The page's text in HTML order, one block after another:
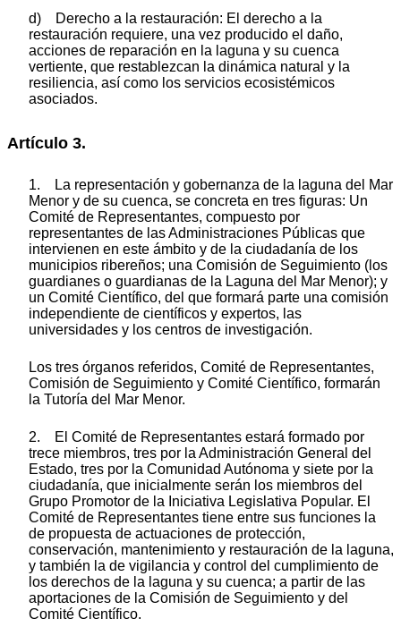
d) Derecho a la restauración: El derecho a la
restauración requiere, una vez producido el daño,
acciones de reparación en la laguna y su cuenca
vertiente, que restablezcan la dinámica natural y la
resiliencia, así como los servicios ecosistémicos
asociados.
Artículo 3.
1. La representación y gobernanza de la laguna del Mar
Menor y de su cuenca, se concreta en tres figuras: Un
Comité de Representantes, compuesto por
representantes de las Administraciones Públicas que
intervienen en este ámbito y de la ciudadanía de los
municipios ribereños; una Comisión de Seguimiento (los
guardianes o guardianas de la Laguna del Mar Menor); y
un Comité Científico, del que formará parte una comisión
independiente de científicos y expertos, las
universidades y los centros de investigación.
Los tres órganos referidos, Comité de Representantes,
Comisión de Seguimiento y Comité Científico, formarán
la Tutoría del Mar Menor.
2. El Comité de Representantes estará formado por
trece miembros, tres por la Administración General del
Estado, tres por la Comunidad Autónoma y siete por la
ciudadanía, que inicialmente serán los miembros del
Grupo Promotor de la Iniciativa Legislativa Popular. El
Comité de Representantes tiene entre sus funciones la
de propuesta de actuaciones de protección,
conservación, mantenimiento y restauración de la laguna,
y también la de vigilancia y control del cumplimiento de
los derechos de la laguna y su cuenca; a partir de las
aportaciones de la Comisión de Seguimiento y del
Comité Científico.